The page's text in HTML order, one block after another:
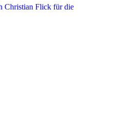
Christian Flick für die